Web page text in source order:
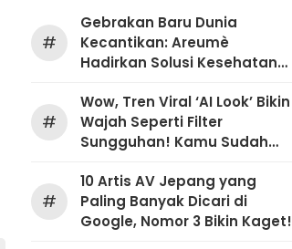
#
Gebrakan Baru Dunia
Kecantikan: Areumè
Hadirkan Solusi Kesehatan
#
Wow, Tren Viral ‘AI Look’ Bikin
Wajah Seperti Filter
Sungguhan! Kamu Sudah
#
10 Artis AV Jepang yang
Paling Banyak Dicari di
Google, Nomor 3 Bikin Kaget!